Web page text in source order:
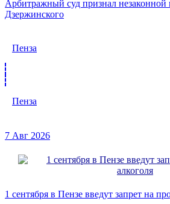
Арбитражный суд признал незаконной
Дзержинского
Пенза
Пенза
7 Авг 2026
1 сентября в Пензе введут запрет на